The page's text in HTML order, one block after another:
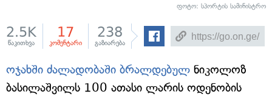
ფოტო: სპორტის სამინისტრო
2.5K
წაკითხვა
17
კომენტარი
238
გაზიარება
ოჯახში ძალადობაში ბრალდებულ ნიკოლოზ
ბასილაშვილს 100 ათასი ლარის ოდენობის